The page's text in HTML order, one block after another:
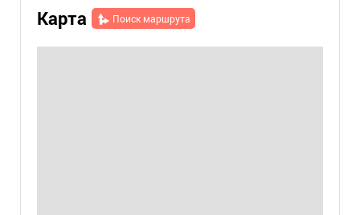
Карта Поиск маршрута